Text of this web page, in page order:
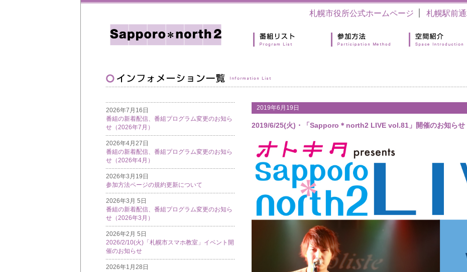
札幌市役所公式ホームページ 札幌駅前
2026年7月16日
番組の新着配信、番組プログラム変更のお知ら
せ（2026年7月）
2026年4月27日
番組の新着配信、番組プログラム変更のお知ら
せ（2026年4月）
2026年3月19日
参加方法ページの規約更新について
2026年3月 5日
番組の新着配信、番組プログラム変更のお知ら
せ（2026年3月）
2026年2月 5日
2026/2/10(火)「札幌市スマホ教室」イベント開
催のお知らせ
2026年1月28日
2019年6月19日
2019/6/25(火)・「Sapporo＊north2 LIVE vol.81」開催のお知らせ